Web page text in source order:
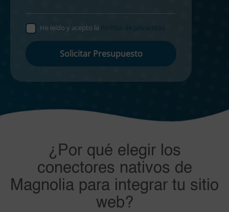
He leído y acepto la Política de privacidad
Por
deja
este
vacío.
¿Por qué elegir los
conectores nativos de
Magnolia para integrar tu sitio
web?